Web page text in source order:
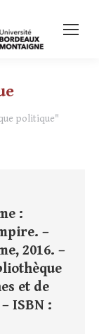
politique"
:
–
2016. –
et de
ISBN :